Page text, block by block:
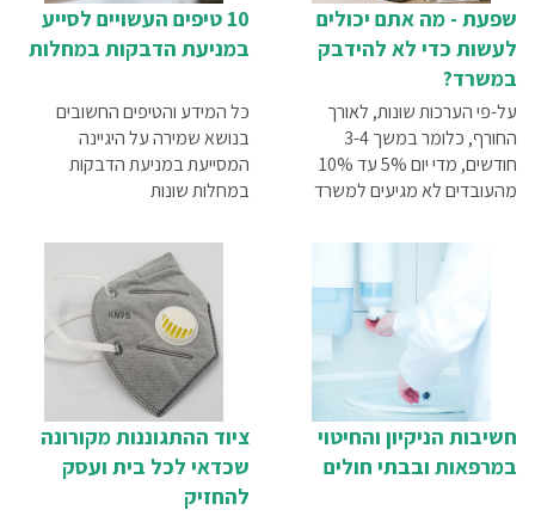
10 טיפים העשויים לסייע
במניעת הדבקות במחלות
כל המידע והטיפים החשובים
בנושא שמירה על היגיינה
המסייעת במניעת הדבקות
במחלות שונות
שפעת - מה אתם יכולים
לעשות כדי לא להידבק
במשרד?
על-פי הערכות שונות, לאורך
החורף, כלומר במשך 3-4
חודשים, מדי יום 5% עד 10%
מהעובדים לא מגיעים למשרד
סכנה מוגברת להידבקות
בשפעת? כיצד ניתן להפוך את
המשרד לפחות ידידותי לווירוסים
ויותר בטוח לעובדים?
ציוד ההתגוננות מקורונה
שכדאי לכל בית ועסק
להחזיק
חשיבות הניקיון והחיטוי
במרפאות ובבתי חולים